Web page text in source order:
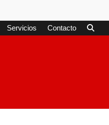
Servicios Contacto